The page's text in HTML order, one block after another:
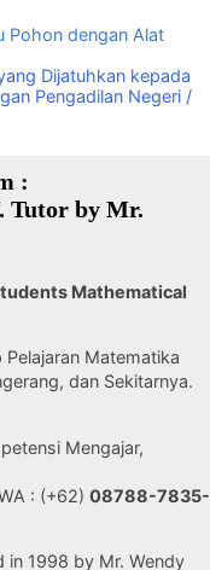
Pohon dengan Alat
Dijatuhkan kepada
Pengadilan Negeri /
:
Tutor by Mr.
Mathematical
Matematika
dan Sekitarnya.
Mengajar,
: (+62) 08788-7835-
in 1998 by Mr. Wendy